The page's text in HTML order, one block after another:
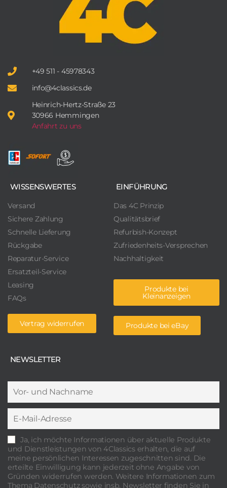
+49 511 - 45978343
info@4classics.de
Heinrich-Hertz-Straße 23
30966 Hemmingen
Anfahrt zu uns
WISSENSWERTES
Versand
Sichere Zahlung
Schnelle Lieferung
Rückgabe
Reparatur-Service
Ersatzteil-Service
Leasing
FAQs
Vertrag widerrufen
EINFÜHRUNG
Das 4C Prinzip
Qualitätsbrief
Refurbish-Konzept
Zufriedenheits-Versprechen
Nachhaltigkeit
Produkte bei
Kleinanzeigen
Produkte bei eBay
NEWSLETTER
Ja, ich möchte Informationen über aktuelle Produkte
und Dienstleistungen von 4Classics erhalten, die auf
meine persönlichen Interessen zugeschnitten sind. Die
erteilte Einwilligung kann jederzeit ohne Angabe von
Gründen widerrufen werden. Weitere Informationen zum
Thema Datenschutz sowie insb. Newsletter finden Sie in